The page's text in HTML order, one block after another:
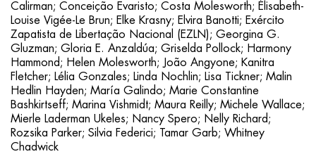
Calirman; Conceição Evaristo; Costa Molesworth; Élisabeth-
Louise Vigée-Le Brun; Elke Krasny; Elvira Banotti; Exército
Zapatista de Libertação Nacional (EZLN); Georgina G.
Gluzman; Gloria E. Anzaldúa; Griselda Pollock; Harmony
Hammond; Helen Molesworth; João Angyone; Kanitra
Fletcher; Lélia Gonzales; Linda Nochlin; Lisa Tickner; Malin
Hedlin Hayden; María Galindo; Marie Constantine
Bashkirtseff; Marina Vishmidt; Maura Reilly; Michele Wallace;
Mierle Laderman Ukeles; Nancy Spero; Nelly Richard;
Rozsika Parker; Silvia Federici; Tamar Garb; Whitney
Chadwick